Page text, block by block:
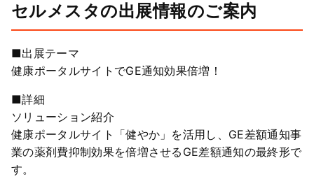
セルメスタの出展情報のご案内
■出展テーマ
健康ポータルサイトでGE通知効果倍増！
■詳細
ソリューション紹介
健康ポータルサイト「健やか」を活用し、GE差額通知事
業の薬剤費抑制効果を倍増させるGE差額通知の最終形で
す。